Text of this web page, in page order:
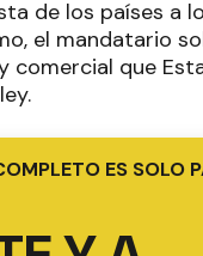
de los países a
el mandatario
que
ES SOLO